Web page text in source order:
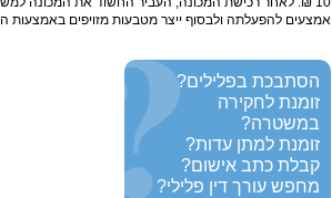
אמצעים להפעלתה ולבסוף ייצר מטבעות מזויפים באמצעות
הסתבכת בפלילים?
זומנת לחקירה
במשטרה?
זומנת למתן עדות?
קבלת כתב אישום?
מחפש עורך דין פלילי?